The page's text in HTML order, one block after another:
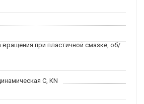
вращения при пластичной смазке, об/
C, KN